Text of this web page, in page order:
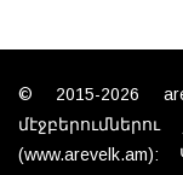
© 2015-2026